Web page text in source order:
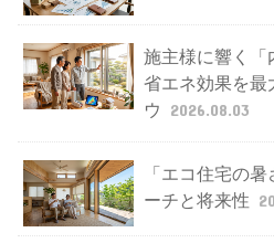
施主様に響く「
省エネ効果を最
ウ
2026.08.03
「エコ住宅の
ーチと将来性